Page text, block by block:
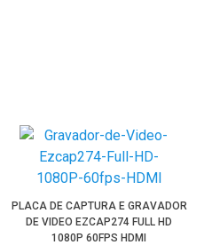
PLACA DE CAPTURA E GRAVADOR
DE VIDEO EZCAP274 FULL HD
1080P 60FPS HDMI